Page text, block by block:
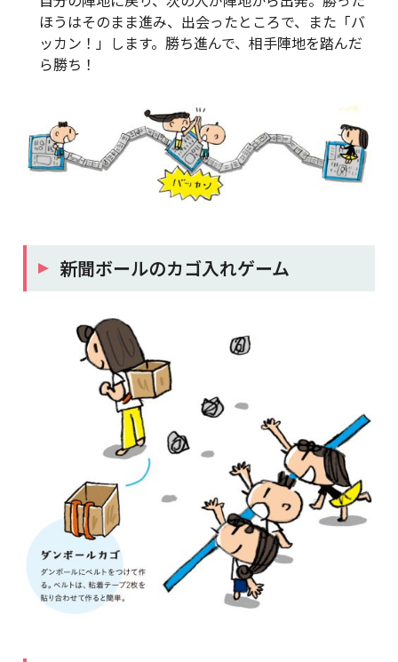
ほうはそのまま進み、出会ったところで、また「バ
ッカン！」します。勝ち進んで、相手陣地を踏んだ
ら勝ち！
新聞ボールのカゴ入れゲーム